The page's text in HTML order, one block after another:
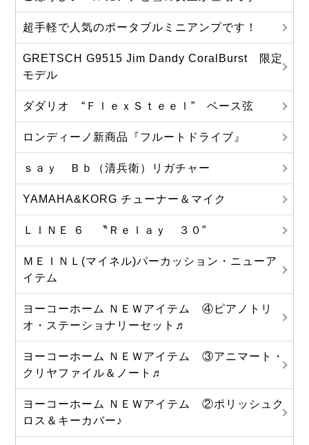
超手軽で人気のポータブルミニアンプです！
GRETSCH G9515 Jim Dandy CoralBurst 限定
モデル
ダダリオ “ＦｌｅｘＳｔｅｅｌ” ベース弦
ロンディーノ新商品『フルートドライブ』
ｓａｙ Ｂｂ（清兵衛）リガチャー
YAMAHA&KORG チューナー＆マイク
ＬＩＮＥ ６ 〝Ｒｅｌａｙ ３０″
ＭＥＩＮＬ(マイネル)パーカッション・ニューア
イテム
ヨーコーホーム ＮＥＷアイテム ④ピアノトリ
オ・ステーショナリーセット♬
ヨーコーホーム ＮＥＷアイテム ③アニマート・
クリヤファイル＆ノート♬
ヨーコーホーム ＮＥＷアイテム ②ポリッシュク
ロス＆キーカバー♪